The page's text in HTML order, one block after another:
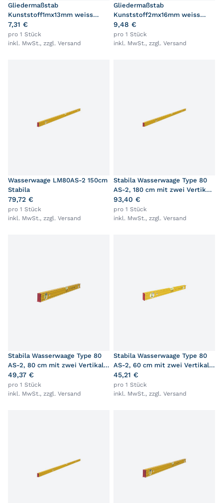
Gliedermaßstab
Kunststoff1mx13mm weiss
Stabila
7,31 €
pro 1 Stück
inkl. MwSt., zzgl. Versand
Gliedermaßstab
Kunststoff2mx16mm weiss
Stabila
9,48 €
pro 1 Stück
inkl. MwSt., zzgl. Versand
Wasserwaage LM80AS-2 150cm
Stabila
79,72 €
pro 1 Stück
inkl. MwSt., zzgl. Versand
Stabila Wasserwaage Type 80
AS-2, 180 cm mit zwei Vertikal-
Libellen
93,40 €
pro 1 Stück
inkl. MwSt., zzgl. Versand
Stabila Wasserwaage Type 80
AS-2, 80 cm mit zwei Vertikal-
Libellen
49,37 €
pro 1 Stück
inkl. MwSt., zzgl. Versand
Stabila Wasserwaage Type 80
AS-2, 60 cm mit zwei Vertikal-
Libellen
45,21 €
pro 1 Stück
inkl. MwSt., zzgl. Versand